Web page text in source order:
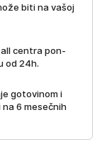
biti na vašoj
centra pon-
od 24h.
gotovinom i
6 mesečnih